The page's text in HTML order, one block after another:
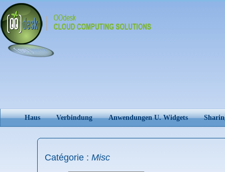
Haus Verbindung Anwendungen U. Widgets
Catégorie : Misc